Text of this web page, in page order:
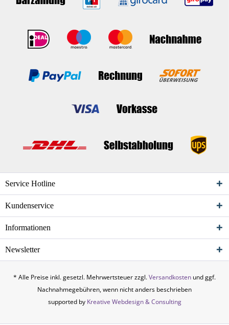
Service Hotline
Kundenservice
Informationen
Newsletter
* Alle Preise inkl. gesetzl. Mehrwertsteuer zzgl.Versandkosten und ggf.
Nachnahmegebühren, wenn nicht anders beschrieben
supported by Kreative Webdesign & Consulting